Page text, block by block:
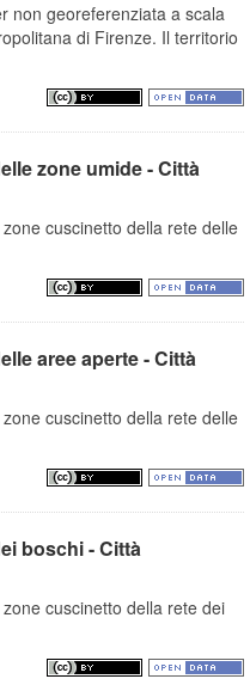
non georeferenziata a scala
di Firenze. Il territorio
zone umide - Città
cuscinetto della rete delle
aree aperte - Città
cuscinetto della rete delle
boschi - Città
cuscinetto della rete dei